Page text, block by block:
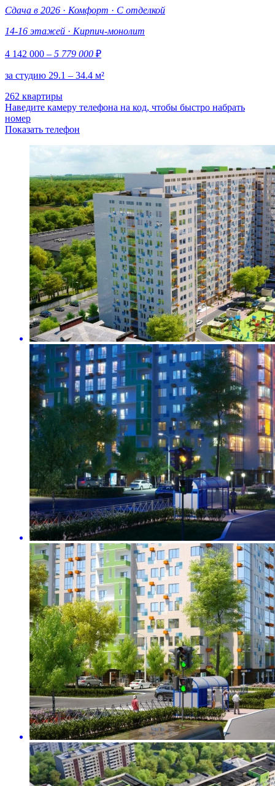
Сдача в 2026 · Комфорт · С отделкой
14-16 этажей · Кирпич-монолит
4 142 000 – 5 779 000 ₽
за студию 29.1 – 34.4 м²
262 квартиры
Наведите камеру телефона на код, чтобы быстро набрать
номер
Показать телефон